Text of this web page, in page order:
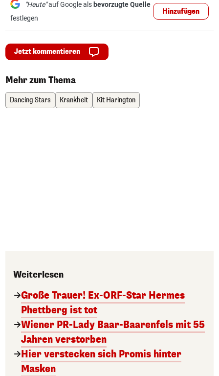
"Heute"auf Google als bevorzugte Quelle
festlegen
Hinzufügen
Jetzt kommentieren
Mehr zum Thema
Dancing Stars Krankheit Kit Harington
Weiterlesen
Große Trauer! Ex-ORF-Star Hermes
Phettberg ist tot
Wiener PR-Lady Baar-Baarenfels mit 55
Jahren verstorben
Hier verstecken sich Promis hinter
Masken